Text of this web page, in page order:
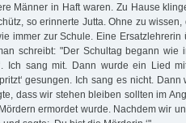
Männer in Haft waren. Zu Hause
so erinnerte Jutta. Ohne zu wissen,
immer zur Schule. Eine Ersatzlehrerin
schreibt: "Der Schultag begann wie
Ich sang mit. Dann wurde ein Lied
gesungen. Ich sang es nicht. Dann
dass wir stehen bleiben sollten im
ermordet wurde. Nachdem wir